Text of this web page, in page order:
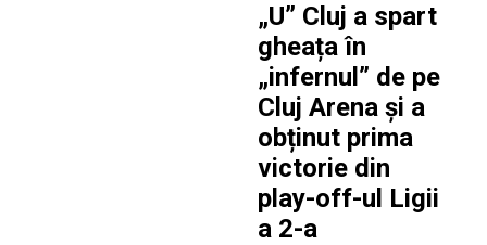
de
10.000
de
spectatori”
„U” Cluj a spart
gheața în
„infernul” de pe
Cluj Arena și a
obținut prima
victorie din
play-off-ul Ligii
a 2-a